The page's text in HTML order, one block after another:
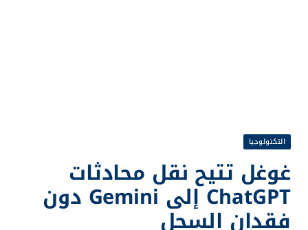
التكنولوجيا
غوغل تتيح نقل محادثات
ChatGPT إلى Gemini دون
فقدان السجل